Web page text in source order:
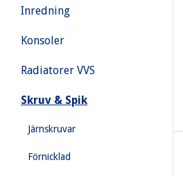
Inredning
Konsoler
Radiatorer VVS
Skruv & Spik
Järnskruvar
Förnicklad